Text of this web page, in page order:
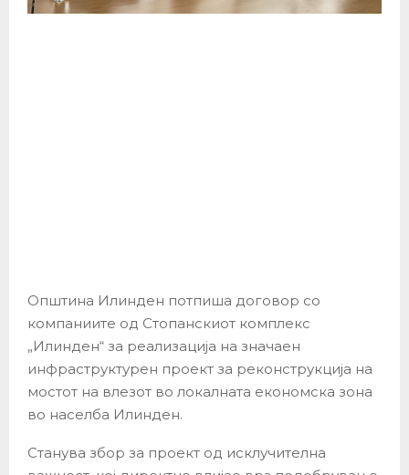
Општина Илинден потпиша договор со
компаниите од Стопанскиот комплекс
„Илинден“ за реализација на значаен
инфраструктурен проект за реконструкција на
мостот на влезот во локалната економска зона
во населба Илинден.
Станува збор за проект од исклучителна